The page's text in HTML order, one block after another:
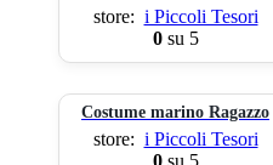
store: i Piccoli Tesori
0su 5
Costume marino Ragazzo
store: i Piccoli Tesori
0su 5